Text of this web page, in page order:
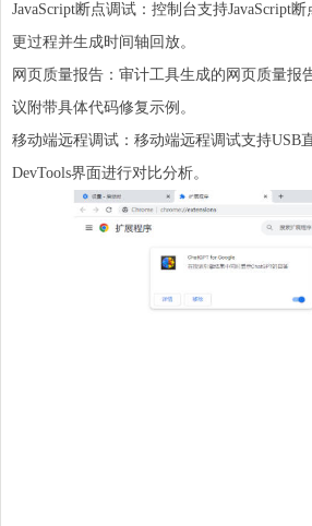
JavaScript断点调试：控制台支持JavaScript
更过程并生成时间轴回放。
网页质量报告：审计工具生成的网页质量报
议附带具体代码修复示例。
移动端远程调试：移动端远程调试支持USB
DevTools界面进行对比分析。